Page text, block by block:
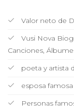
Valor neto de
Vusi Nova
Canciones,
poeta y artista
esposa famosa
Personas